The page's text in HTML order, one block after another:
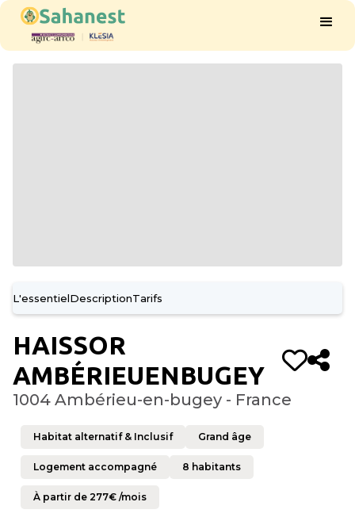
L'essentielDescriptionTarifs
HAISSOR
AMBÉRIEUENBUGEY
1004 Ambérieu-en-bugey - France
Habitat alternatif & Inclusif Grand âge
Logement accompagné 8 habitants
À partir de 277€ /mois